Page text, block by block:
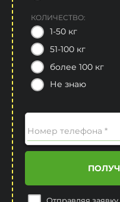
КОЛИЧЕСТВО:
1-50 кг
51-100 кг
более 100 кг
Не знаю
Номер телефона *